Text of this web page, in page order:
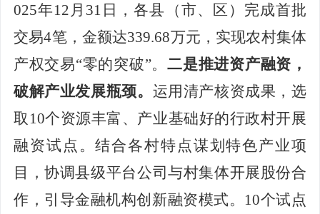
025年12月 31 日，各县（市、区）完成首批
交易4笔，金额达339.68万元，实现农村集体
产权交易“零的突破”。二是推进资产融资，
破解产业发展瓶颈。 运用清产核资成果，选
取 10个资源丰富、产业基础好的行政村开展
融资试点。结合各村特点谋划特色产业项
目，协调县级平台公司与村集体开展股份合
作，引导金融机构创新融资模式。 10个试点